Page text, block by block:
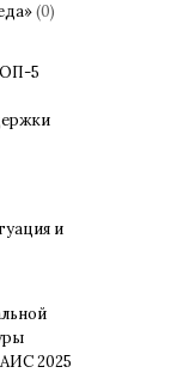
(0)
5
и
2025